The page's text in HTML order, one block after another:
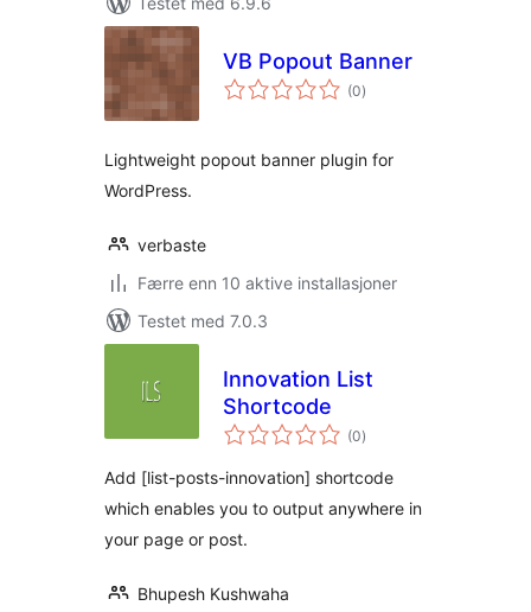
VB Popout Banner
(0totale
vurderinger
)
Lightweight popout banner plugin for
WordPress.
verbaste
Færre enn 10 aktive installasjoner
Testet med 7.0.3
Innovation List
Shortcode
(0totale
vurderinger
)
Add [list-posts-innovation] shortcode
which enables you to output anywhere in
your page or post.
Bhupesh Kushwaha